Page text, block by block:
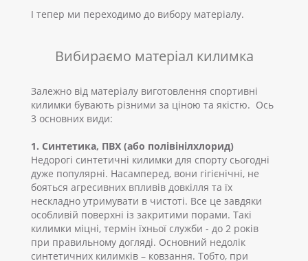
І тепер ми переходимо до вибору матеріалу.
Вибираємо матеріал килимка
Залежно від матеріалу виготовлення спортивні
килимки бувають різними за ціною та якістю. Ось
3 основних види:
1. Синтетика, ПВХ (або полівінілхлорид)
Недорогі синтетичні килимки для спорту сьогодні
дуже популярні. Насамперед, вони гігієнічні, не
бояться агресивних впливів довкілля та їх
нескладно утримувати в чистоті. Все це завдяки
особливій поверхні із закритими порами. Такі
килимки міцні, термін їхньої служби - до 2 років
при правильному догляді. Основний недолік
синтетичних килимків – ковзання. Тобто, при